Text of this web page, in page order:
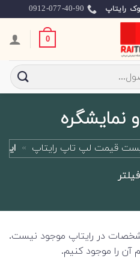
رایتاپ 0912-077-40-90
0
قیمت لپ تاپ رایتاپ »
فیلتر
در رایتاپ موجود نیست.
آن را موجود کنیم.